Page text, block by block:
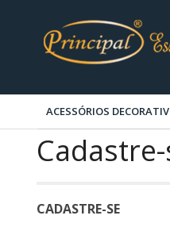
ACESSÓRIOS
CADASTRE-SE